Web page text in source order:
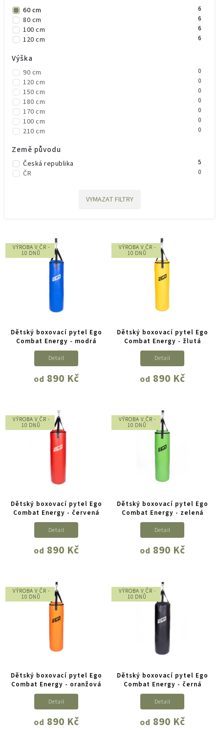
60 cm 6
80 cm 6
100 cm 6
120 cm 6
Výška
90 cm 0
120 cm 0
150 cm 0
180 cm 0
170 cm 0
100 cm 0
210 cm 0
Země původu
Česká republika 5
ČR 0
VYMAZAT FILTRY
VÝROBA V ČR -
10 DNŮ
Dětský boxovací pytel Ego
Combat Energy - modrá
od 890 Kč
Detail
VÝROBA V ČR -
10 DNŮ
Dětský boxovací pytel Ego
Combat Energy - žlutá
od 890 Kč
Detail
VÝROBA V ČR -
10 DNŮ
Dětský boxovací pytel Ego
Combat Energy - červená
od 890 Kč
Detail
VÝROBA V ČR -
10 DNŮ
Dětský boxovací pytel Ego
Combat Energy - zelená
od 890 Kč
Detail
VÝROBA V ČR -
10 DNŮ
Dětský boxovací pytel Ego
Combat Energy - oranžová
od 890 Kč
Detail
VÝROBA V ČR -
10 DNŮ
Dětský boxovací pytel Ego
Combat Energy - černá
od 890 Kč
Detail